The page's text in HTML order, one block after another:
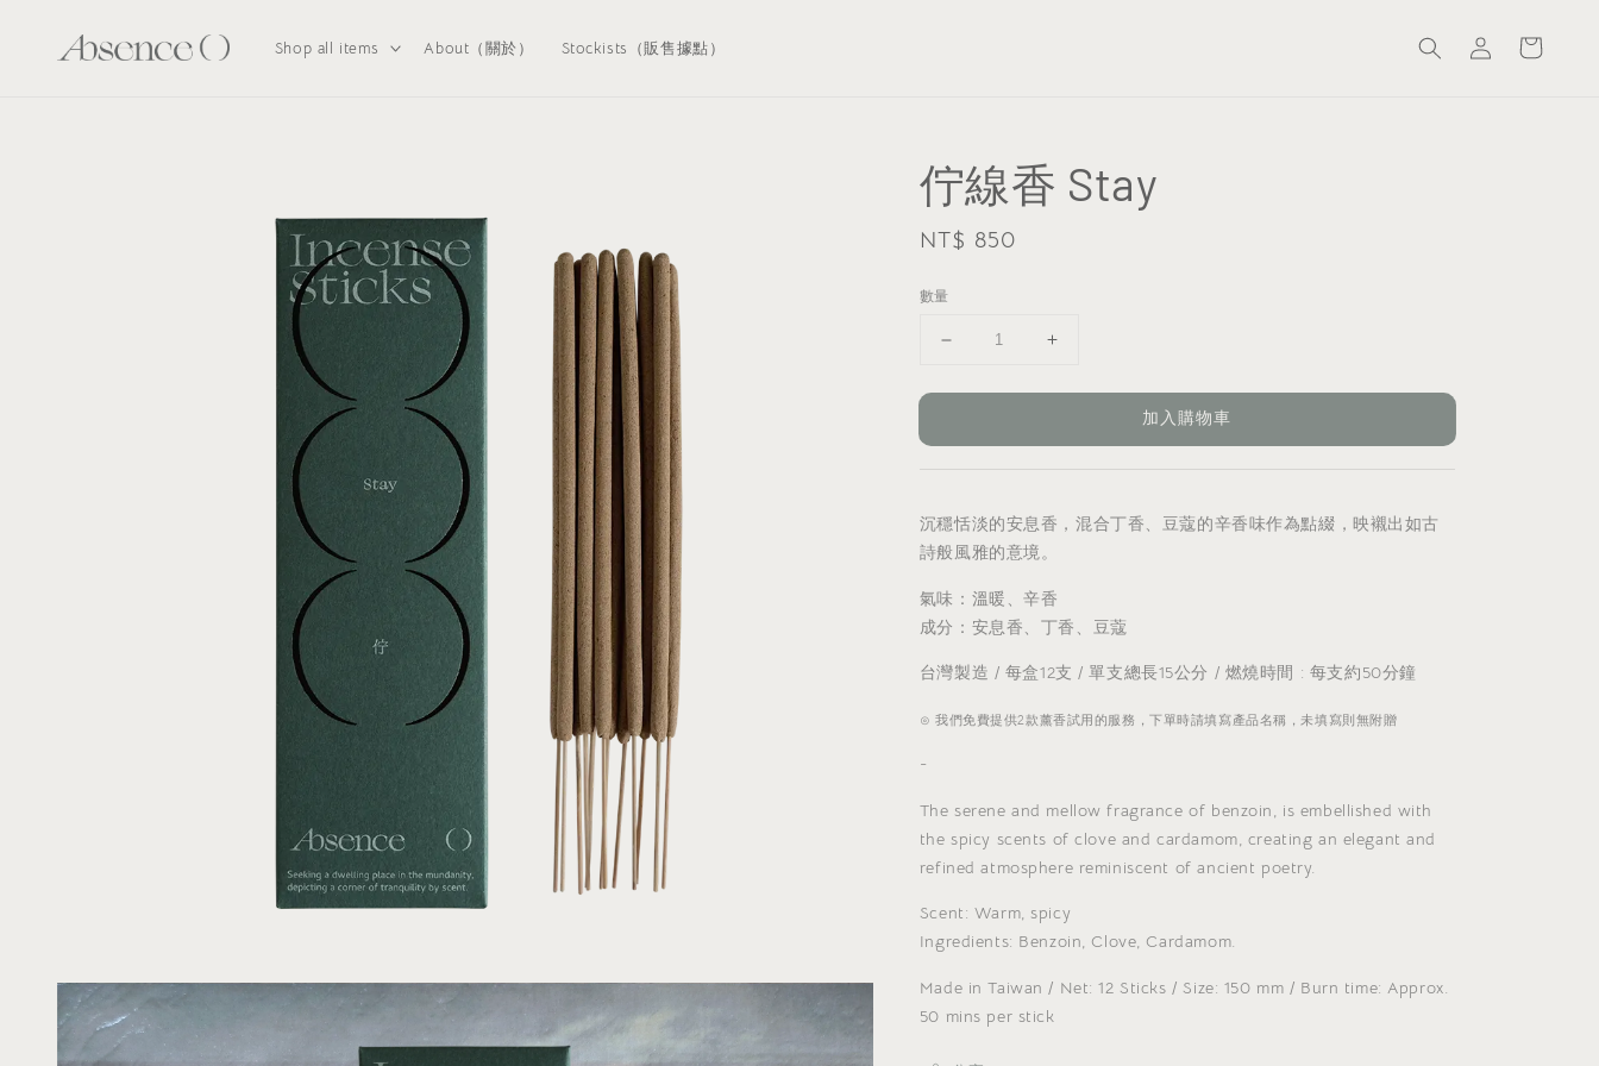
Shop all items About（關於） Stockists（販售據點）
佇線香 Stay
Regular
NT$ 850
數量
加入購物車
沉穩恬淡的安息香，混合丁香、豆蔻的辛香味作為點綴，映襯出如古
詩般風雅的意境。
氣味 ：溫暖、辛香
成分：安息香、丁香、豆蔻
台灣製造 / 每盒12支 / 單支總長15公分 / 燃燒時間 : 每支約50分鐘
⊙ 我們免費提供2款薰香試用的服務，下單時請填寫產品名稱，未填寫則無附贈
-
The serene and mellow fragrance of benzoin, is embellished with
the spicy scents of clove and cardamom, creating an elegant and
refined atmosphere reminiscent of ancient poetry.
Scent: Warm, spicy
Ingredients: Benzoin, Clove, Cardamom.
Made in Taiwan / Net: 12 Sticks / Size: 150 mm / Burn time: Approx.
50 mins per stick